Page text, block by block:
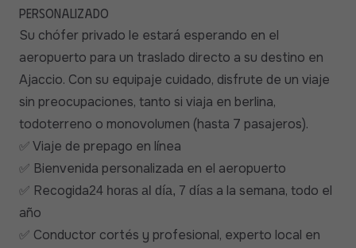
personalizado
Su chófer privado le estará esperando en el
aeropuerto para un traslado directo a su destino en
Ajaccio. Con su equipaje cuidado, disfrute de un viaje
sin preocupaciones, tanto si viaja en berlina,
todoterreno o monovolumen (hasta 7 pasajeros).
✅ Viaje de prepago en línea
✅ Bienvenida personalizada en el aeropuerto
✅ Recogida24 horas al día, 7 días a la semana, todo el
año
✅ Conductor cortés y profesional, experto local en